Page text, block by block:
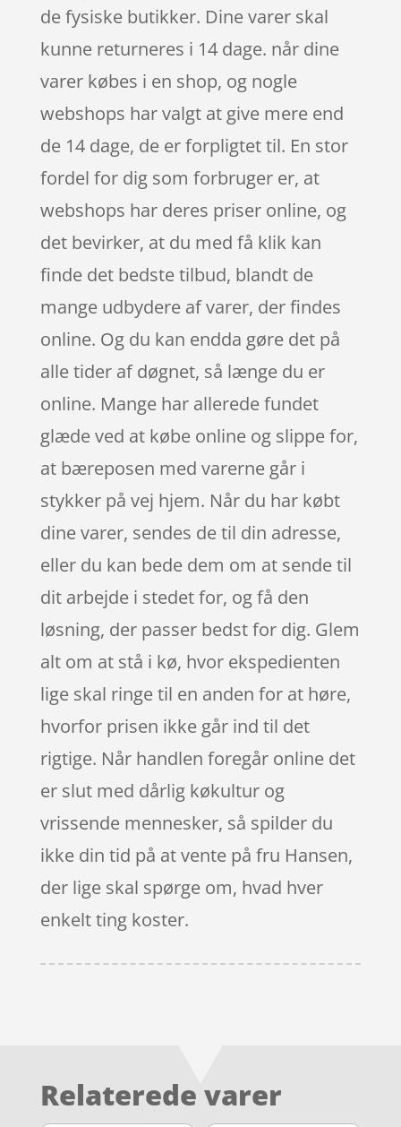
de fysiske butikker. Dine varer skal
kunne returneres i 14 dage. når dine
varer købes i en shop, og nogle
webshops har valgt at give mere end
de 14 dage, de er forpligtet til. En stor
fordel for dig som forbruger er, at
webshops har deres priser online, og
det bevirker, at du med få klik kan
finde det bedste tilbud, blandt de
mange udbydere af varer, der findes
online. Og du kan endda gøre det på
alle tider af døgnet, så længe du er
online. Mange har allerede fundet
glæde ved at købe online og slippe for,
at bæreposen med varerne går i
stykker på vej hjem. Når du har købt
dine varer, sendes de til din adresse,
eller du kan bede dem om at sende til
dit arbejde i stedet for, og få den
løsning, der passer bedst for dig. Glem
alt om at stå i kø, hvor ekspedienten
lige skal ringe til en anden for at høre,
hvorfor prisen ikke går ind til det
rigtige. Når handlen foregår online det
er slut med dårlig køkultur og
vrissende mennesker, så spilder du
ikke din tid på at vente på fru Hansen,
der lige skal spørge om, hvad hver
enkelt ting koster.
Relaterede varer